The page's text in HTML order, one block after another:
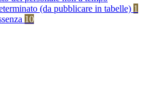
(da pubblicare in tabelle) 1
10